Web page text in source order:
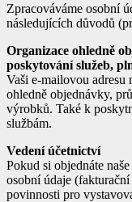
Zpracováváme osobní
následujících důvodů
Organizace ohledně
poskytování služeb,
Vaši e-mailovou adresu
ohledně objednávky,
výrobků. Také k
službám.
Vedení účetnictví
Pokud si objednáte
osobní údaje
povinnosti pro